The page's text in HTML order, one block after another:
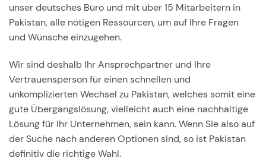
unser deutsches Büro und mit über 15 Mitarbeitern in
Pakistan, alle nötigen Ressourcen, um auf Ihre Fragen
und Wünsche einzugehen.
Wir sind deshalb Ihr Ansprechpartner und Ihre
Vertrauensperson für einen schnellen und
unkomplizierten Wechsel zu Pakistan, welches somit eine
gute Übergangslösung, vielleicht auch eine nachhaltige
Lösung für Ihr Unternehmen, sein kann. Wenn Sie also auf
der Suche nach anderen Optionen sind, so ist Pakistan
definitiv die richtige Wahl.